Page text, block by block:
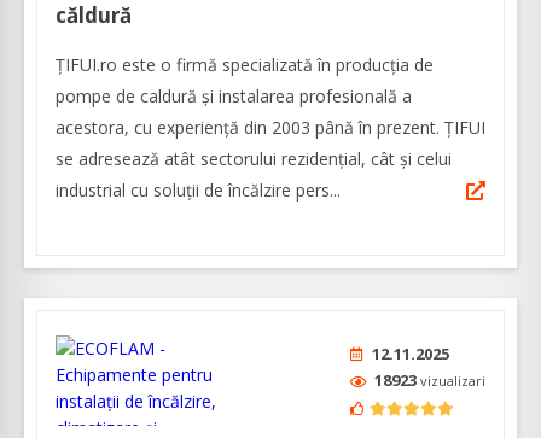
căldură
ȚIFUI.ro este o firmă specializată în producția de
pompe de caldură şi instalarea profesională a
acestora, cu experienţă din 2003 până în prezent. ȚIFUI
se adresează atât sectorului rezidenţial, cât şi celui
industrial cu soluţii de încălzire pers...
12.11.2025
18923 vizualizari